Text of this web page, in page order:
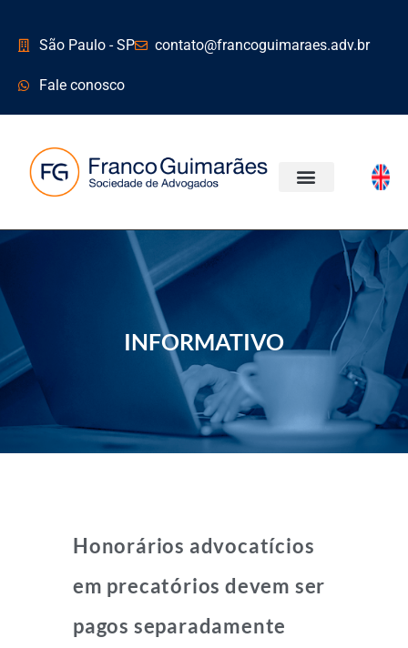
São Paulo - SP contato@francoguimaraes.adv.br
Fale conosco
INFORMATIVO
Honorários advocatícios
em precatórios devem ser
pagos separadamente